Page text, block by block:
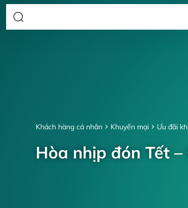
Khách hàng cá nhân Khuyến mại Ưu đãi
Hòa nhịp đón Tết